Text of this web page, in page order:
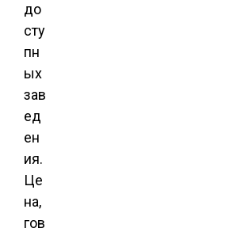
до
сту
пн
ых
зав
ед
ен
ия.
Це
на,
гов